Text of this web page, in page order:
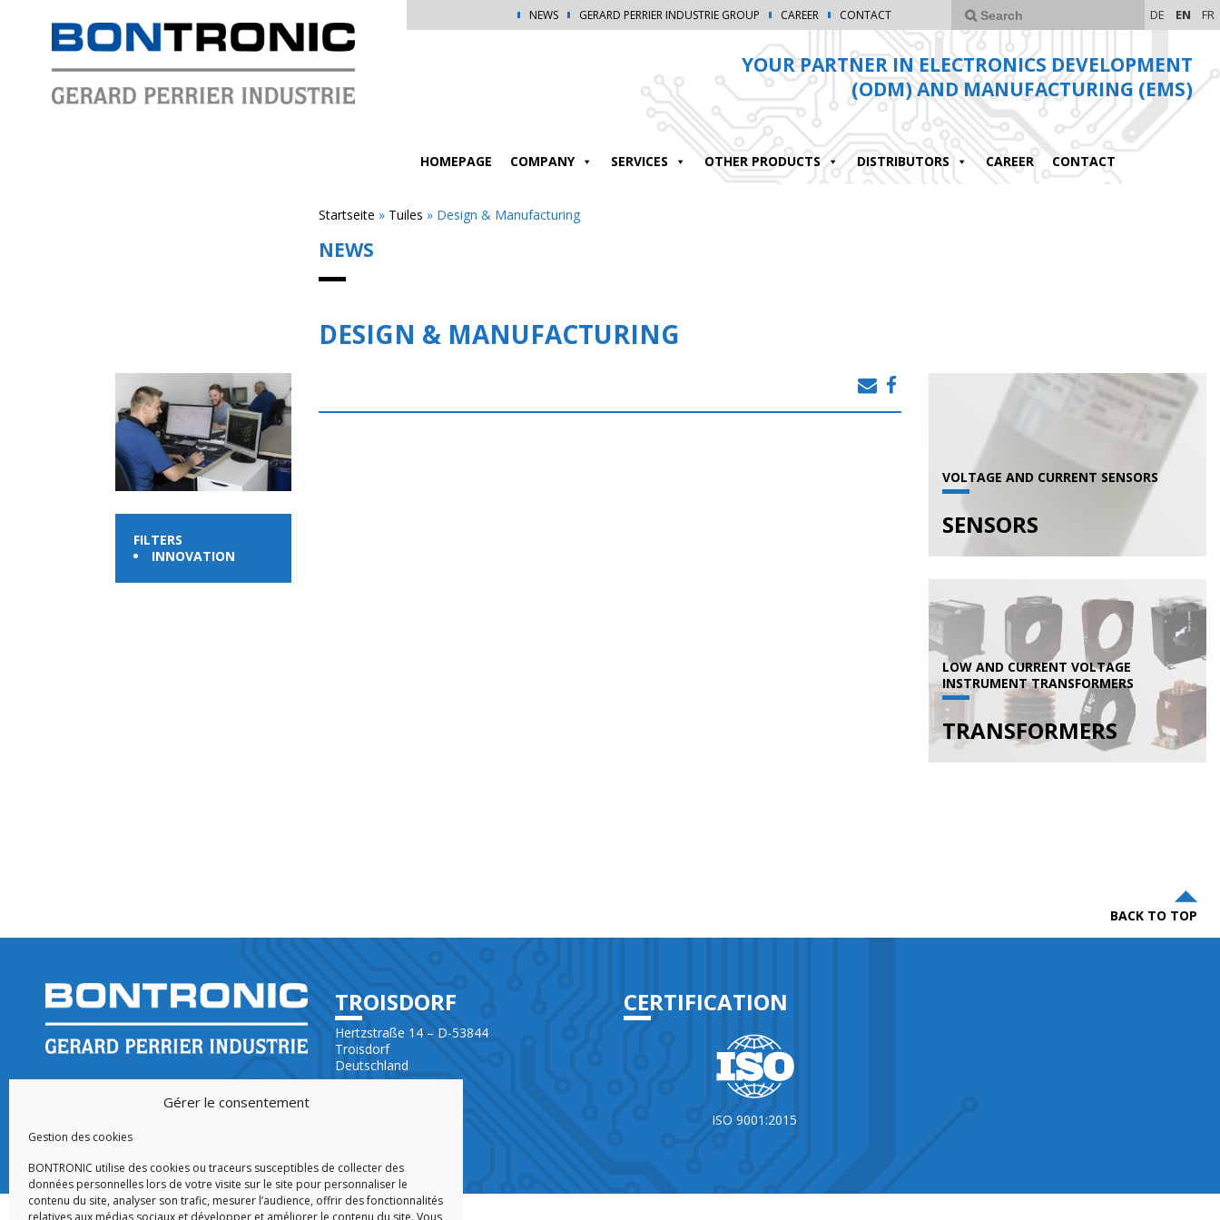
Gérer le consentement
Gestion des cookies
BONTRONIC utilise des cookies ou traceurs susceptibles de collecter des
données personnelles lors de votre visite sur le site pour personnaliser le
contenu du site, analyser son trafic, mesurer l’audience, offrir des fonctionnalités
relatives aux médias sociaux et développer et améliorer le contenu du site. Vous
NEWS GERARD PERRIER INDUSTRIE GROUP CAREER CONTACT DE EN FR
YOUR PARTNER IN ELECTRONICS DEVELOPMENT
(ODM) AND MANUFACTURING (EMS)
HOMEPAGE COMPANY SERVICES OTHER PRODUCTS DISTRIBUTORS CAREER CONTACT
Startseite » Tuiles » Design & Manufacturing
NEWS
DESIGN & MANUFACTURING
FILTERS
INNOVATION
VOLTAGE AND CURRENT SENSORS
SENSORS
LOW AND CURRENT VOLTAGE
INSTRUMENT TRANSFORMERS
TRANSFORMERS
BACK TO TOP
YOUR PARTNER IN ELECTRONICS
DEVELOPMENT (ODM) AND
TROISDORF
Hertzstraße 14 – D-53844
Troisdorf
Deutschland
CERTIFICATION
ISO 9001:2015